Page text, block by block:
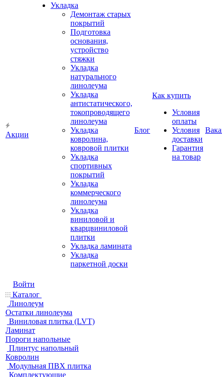
Акции
Укладка
Демонтаж старых
покрытий
Подготовка
основания,
устройство
стяжки
Укладка
натурального
линолеума
Укладка
антистатического,
токопроводящего
линолеума
Укладка
ковролина,
ковровой плитки
Укладка
спортивных
покрытий
Укладка
коммерческого
линолеума
Укладка
виниловой и
кварцвиниловой
плитки
Укладка ламината
Укладка
паркетной доски
Блог
Как купить
Условия
оплаты
Условия
доставки
Гарантия
на товар
Войти
Каталог
Линолеум
Остатки линолеума
Виниловая плитка (LVT)
Ламинат
Пороги напольные
Плинтус напольный
Ковролин
Модульная ПВХ плитка
Комплектующие